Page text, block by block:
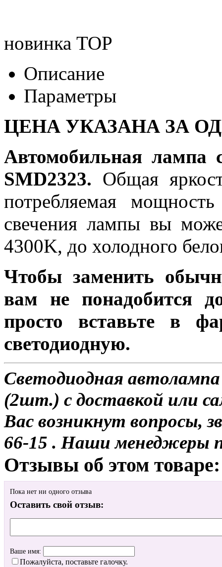
новинка TOP
Описание
Параметры
ЦЕНА УКАЗАНА ЗА
Автомобильная лампа
SMD2323. Общая
потребляемая
свечения лампы вы
4300K, до холодного
Чтобы заменить
вам не понадобится
просто вставьте в
светодиодную.
Светодиодная
(2шт.) с доставкой или
Вас возникнут вопросы,
66-15 . Наши менеджеры
Отзывы об этом товаре:
Пока нет ни одного отзыва
Оставить свой отзыв:
Ваше имя:
Пожалуйста, поставьте галочку.